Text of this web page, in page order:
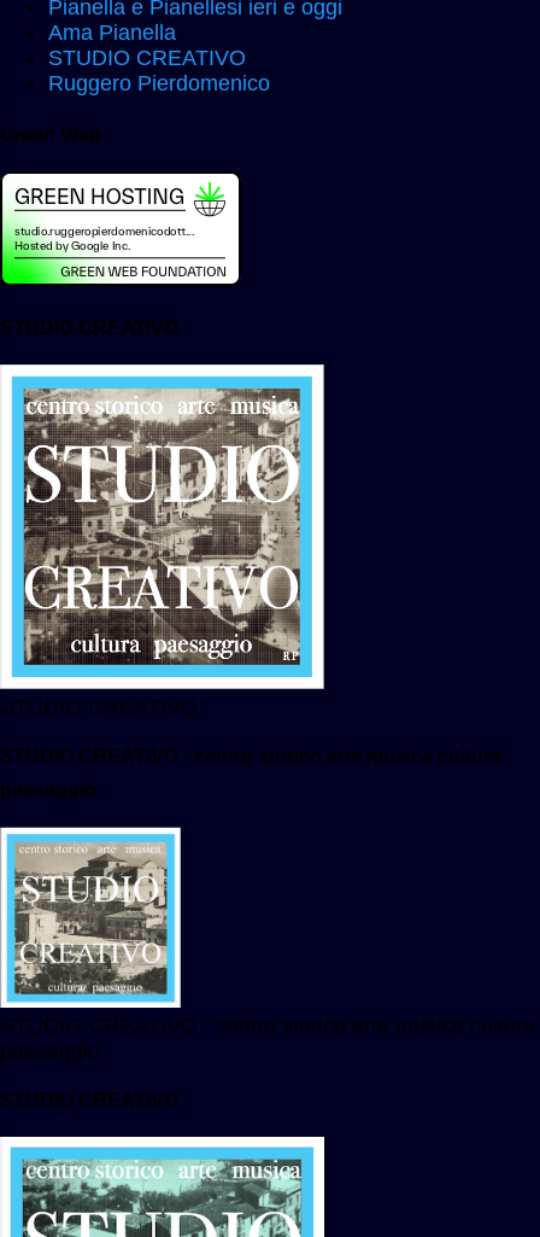
Pianella e Pianellesi ieri e oggi
Ama Pianella
STUDIO CREATIVO
Ruggero Pierdomenico
Green Web
STUDIO CREATIVO
STUDIO CREATIVO
STUDIO CREATIVO : centro storico arte musica cultura
paesaggio
STUDIO CREATIVO : centro storico arte musica cultura
paesaggio
STUDIO CREATIVO